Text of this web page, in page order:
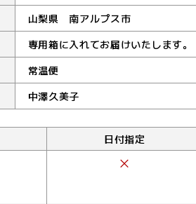
山梨県 南アルプス市
専用箱に入れてお届けいたします。
常温便
中澤久美子
日付指定